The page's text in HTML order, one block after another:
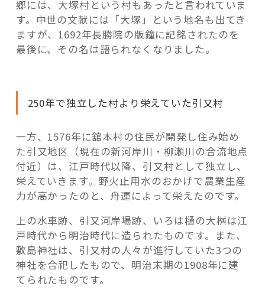
郷には、大塚村という村もあったと言われていま
す。中世の文献には「大塚」という地名も出てき
ますが、1692年長勝院の版鐘に記銘されたのを
最後に、その名は語られなくなりました。
250年で独立した村より栄えていた引又村
一方、1576年に舘本村の住民が開発し住み始め
た引又地区（現在の新河岸川・柳瀬川の合流地点
付近）は、江戸時代以降、引又村として独立し、
栄えていきます。野火止用水のおかげで農業生産
力が高かったのと、舟運によって栄えたのです。
上の水車跡、引又河岸場跡、いろは樋の大桝は江
戸時代から明治時代に造られたものです。また、
敷島神社は、引又村の人々が進行していた3つの
神社を合祀したもので、明治末期の1908年に建
てられたものです。